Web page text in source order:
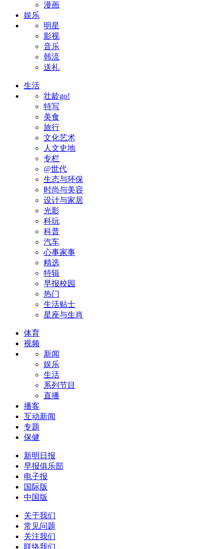
漫画
娱乐
明星
影视
音乐
韩流
送礼
生活
壮龄go!
特写
美食
旅行
文化艺术
人文史地
专栏
@世代
生态与环保
时尚与美容
设计与家居
光影
科玩
科普
汽车
心事家事
精选
特辑
早报校园
热门
生活贴士
星座与生肖
体育
视频
新闻
娱乐
生活
系列节目
直播
播客
互动新闻
专题
保健
新明日报
早报俱乐部
电子报
国际版
中国版
关于我们
常见问题
关注我们
联络我们